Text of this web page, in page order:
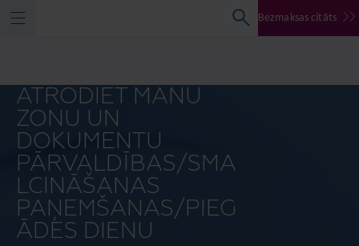
Bezmaksas citāts
ATRODIET MANU
ZONU UN
DOKUMENTU
PĀRVALDĪBAS/SMA
LCINĀŠANAS
PAŅEMŠANAS/PIEG
ĀDES DIENU